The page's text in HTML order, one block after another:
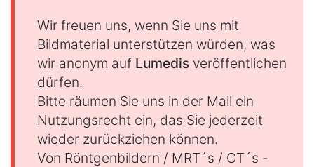
Wir freuen uns, wenn Sie uns mit
Bildmaterial unterstützen würden, was
wir anonym auf Lumedis veröffentlichen
dürfen.
Bitte räumen Sie uns in der Mail ein
Nutzungsrecht ein, das Sie jederzeit
wieder zurückziehen können.
Von Röntgenbildern / MRT´s / CT´s -